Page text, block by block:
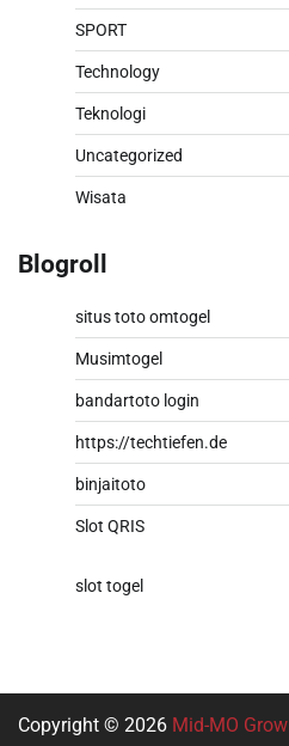
SPORT
Technology
Teknologi
Uncategorized
Wisata
Blogroll
situs toto omtogel
Musimtogel
bandartoto login
https://techtiefen.de
binjaitoto
Slot QRIS
slot togel
Copyright © 2026 Mid-MO Grow